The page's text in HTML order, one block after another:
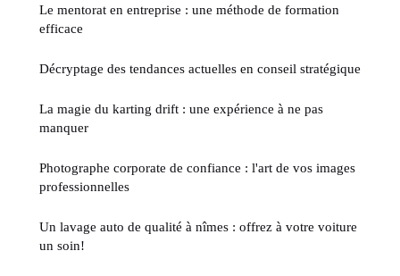
Le mentorat en entreprise : une méthode de formation
efficace
Décryptage des tendances actuelles en conseil stratégique
La magie du karting drift : une expérience à ne pas
manquer
Photographe corporate de confiance : l'art de vos images
professionnelles
Un lavage auto de qualité à nîmes : offrez à votre voiture
un soin!